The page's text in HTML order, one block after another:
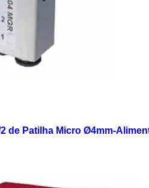
de Patilha Micro Ø4mm-